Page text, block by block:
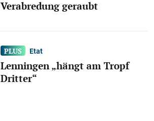
Verabredung geraubt
Etat
Lenningen „hängt am Tropf
Dritter“